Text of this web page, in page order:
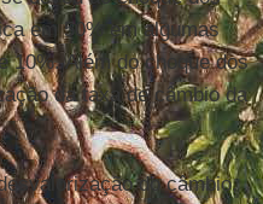
em 50% em algumas
10%. Além do choque dos
da taxa de câmbio da
do câmbio,